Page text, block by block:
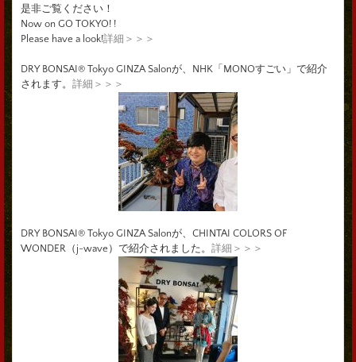
是非ご覧ください！
Now on GO TOKYO! !
Please have a look!詳細＞＞＞
DRY BONSAI® Tokyo GINZA Salonが、NHK「MONOすごい」で紹介
されます。 詳細＞＞＞
DRY BONSAI® Tokyo GINZA Salonが、CHINTAI COLORS OF
WONDER（j-wave）で紹介されました。 詳細＞＞＞